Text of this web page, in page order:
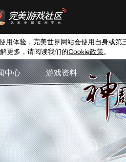
用体验，完美世界网站会使用自身或第
更多，请阅读我们的Cookie政策。
中心 游戏资料